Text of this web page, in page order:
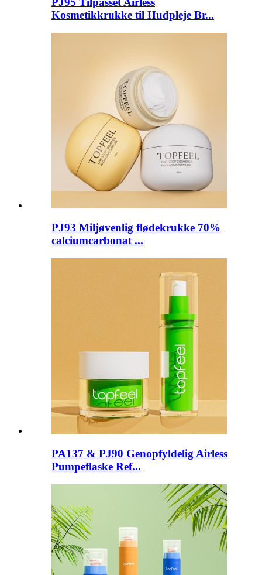
Kosmetikkrukke til Hudpleje Br...
PJ93 Miljøvenlig flødekrukke 70%
calciumcarbonat ...
PA137 & PJ90 Genopfyldelig Airless
Pumpeflaske Ref...